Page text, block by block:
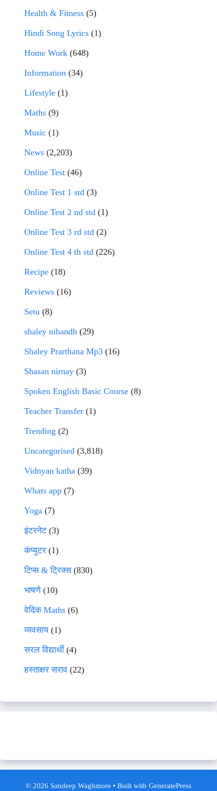
Health & Fitness (5)
Hindi Song Lyrics (1)
Home Work (648)
Information (34)
Lifestyle (1)
Maths (9)
Music (1)
News (2,203)
Online Test (46)
Online Test 1 std (3)
Online Test 2 nd std (1)
Online Test 3 rd std (2)
Online Test 4 th std (226)
Recipe (18)
Reviews (16)
Setu (8)
shaley nibandh (29)
Shaley Prarthana Mp3 (16)
Shasan nirnay (3)
Spoken English Basic Course (8)
Teacher Transfer (1)
Trending (2)
Uncategorised (3,818)
Vidnyan katha (39)
Whats app (7)
Yoga (7)
इंटरनेट(3)
कंप्युटर (1)
टिप्स & ट्रिक्स(830)
भाषणे(10)
वेदिक Maths (6)
व्यवसाय(1)
सरल विद्यार्थी(4)
हस्ताक्षर सराव (22)
© 2026 Sandeep Waghmore • Built with GeneratePress